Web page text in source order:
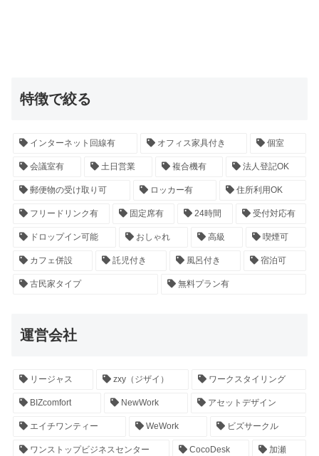
特徴で絞る
インターネット回線有 オフィス家具付き 個室
会議室有 土日営業 複合機有 法人登記OK
郵便物の受け取り可 ロッカー有 住所利用OK
フリードリンク有 固定席有 24時間 受付対応有
ドロップイン可能 おしゃれ 高級 喫煙可
カフェ併設 託児付き 風呂付き 宿泊可
古民家タイプ 無料プラン有
運営会社
リージャス zxy（ジザイ） ワークスタイリング
BIZcomfort NewWork アセットデザイン
エイチワンティー WeWork ビズサークル
ワンストップビジネスセンター CocoDesk 加瀬